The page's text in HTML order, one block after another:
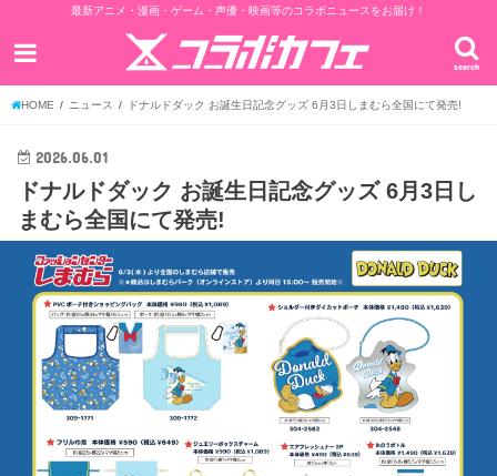
最新アニメ・漫画・ゲーム・声優・映画等のコラボニュースをお届け！
search
HOME ニュース ドナルドダック お誕生日記念グッズ 6月3日しまむら全国にて発売!
2026.06.01
ドナルドダック お誕生日記念グッズ 6月3日し
まむら全国にて発売!